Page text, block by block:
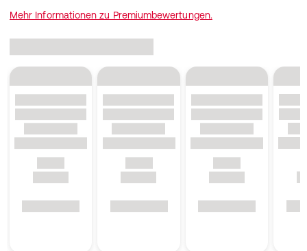
Mehr Informationen zu Premiumbewertungen.